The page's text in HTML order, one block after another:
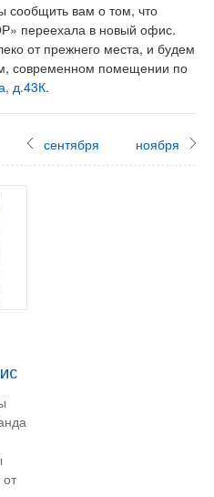
вам о том, что
переехала в новый офис.
от прежнего места, и будем
современном помещении по
д.43К.
сентября ноября